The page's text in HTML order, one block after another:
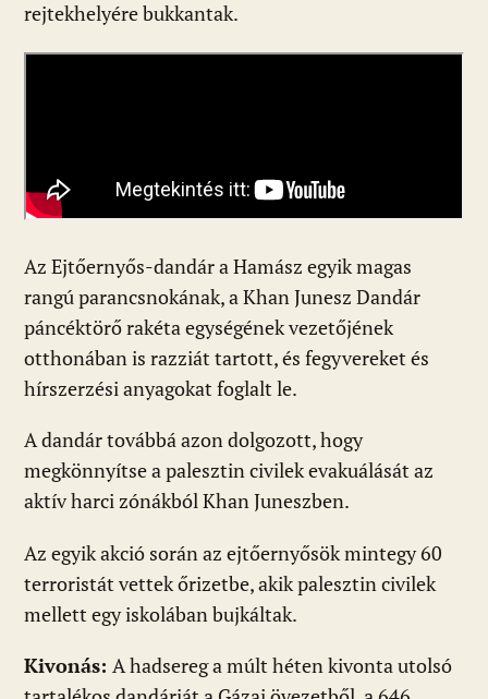
rejtekhelyére bukkantak.
Az Ejtőernyős-dandár a Hamász egyik magas
rangú parancsnokának, a Khan Junesz Dandár
páncéktörő rakéta egységének vezetőjének
otthonában is razziát tartott, és fegyvereket és
hírszerzési anyagokat foglalt le.
A dandár továbbá azon dolgozott, hogy
megkönnyítse a palesztin civilek evakuálását az
aktív harci zónákból Khan Juneszben.
Az egyik akció során az ejtőernyősök mintegy 60
terroristát vettek őrizetbe, akik palesztin civilek
mellett egy iskolában bujkáltak.
Kivonás: A hadsereg a múlt héten kivonta utolsó